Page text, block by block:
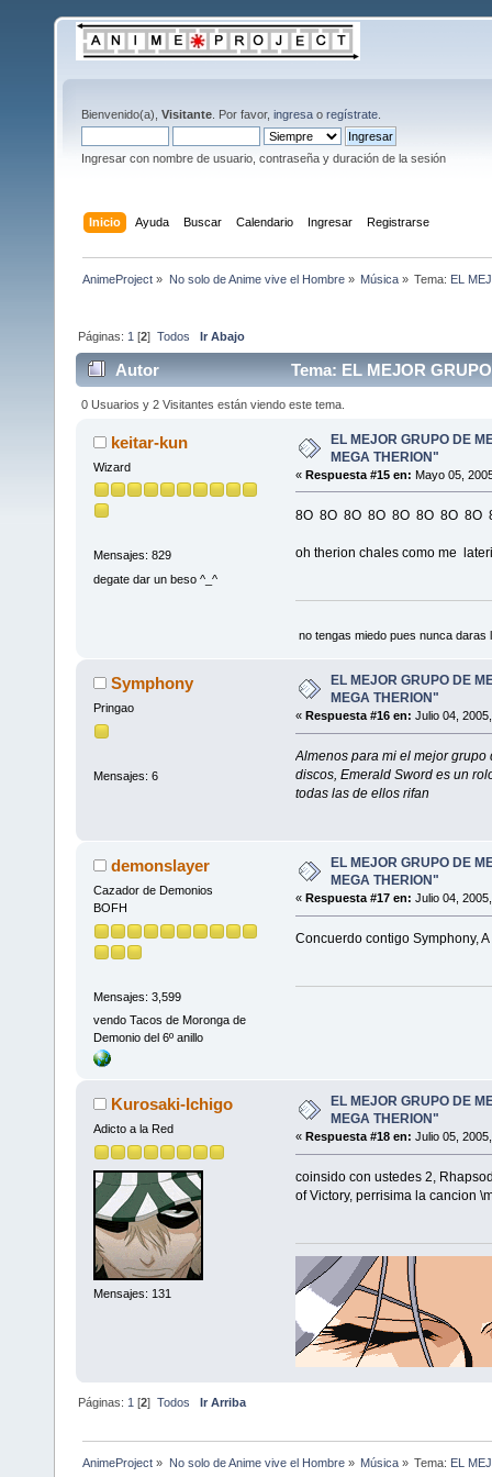
Bienvenido(a), Visitante . Por favor, ingresa o regístrate
Ingresar con nombre de usuario, contraseña y duración de la sesión
Inicio Ayuda Buscar Calendario Ingresar Registrarse
AnimeProject » No solo de Anime vive el Hombre» Música» Tema: EL
Páginas: 1 [2]Todos Ir Abajo
Autor
Tema: EL MEJOR
veces)
0 Usuarios y 2 Visitantes están viendo este tema.
keitar-kun
Wizard
Mensajes: 829
degate dar un beso ^_^
EL MEJOR GRUPO DE
MEGA THERION"
« Respuesta #15 en: Mayo 05,
8O 8O 8O 8O 8O 8O 8O
oh therion chales como me
no tengas miedo pues nunca daras
Symphony
Pringao
Mensajes: 6
EL MEJOR GRUPO DE
MEGA THERION"
« Respuesta #16 en: Julio 04,
Almenos para mi el mejor
discos, Emerald Sword es un
todas las de ellos rifan
demonslayer
Cazador de Demonios
BOFH
Mensajes: 3,599
vendo Tacos de Moronga de
Demonio del 6º anillo
EL MEJOR GRUPO DE
MEGA THERION"
« Respuesta #17 en: Julio 04,
Concuerdo contigo Symphony,
Kurosaki-Ichigo
Adicto a la Red
Mensajes: 131
EL MEJOR GRUPO DE
MEGA THERION"
« Respuesta #18 en: Julio 05,
coinsido con ustedes 2,
of Victory, perrisima la cancion
Páginas: 1 [2]Todos Ir Arriba
AnimeProject » No solo de Anime vive el Hombre» Música» Tema: EL